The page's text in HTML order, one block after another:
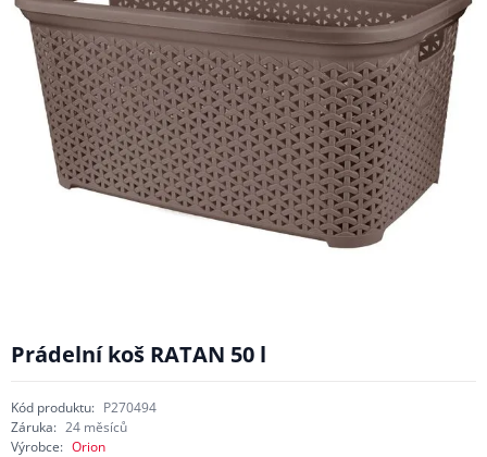
Prádelní koš RATAN 50 l
Kód produktu: P270494
Záruka: 24 měsíců
Výrobce: Orion